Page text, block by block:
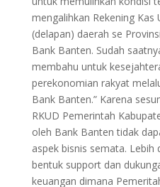
mengalihkan Rekening Kas
(delapan) daerah se
Bank Banten. Sudah
membahu untuk
perekonomian rakyat
Bank Banten.” Karena
RKUD Pemerintah
oleh Bank Banten tidak
aspek bisnis semata.
bentuk support dan
keuangan dimana